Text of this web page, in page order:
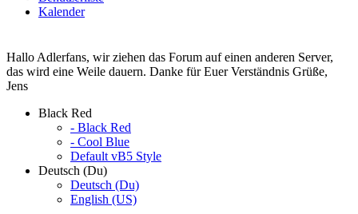
Kalender
Hallo Adlerfans, wir ziehen das Forum auf einen anderen Server,
das wird eine Weile dauern. Danke für Euer Verständnis Grüße,
Jens
Black Red
- Black Red
- Cool Blue
Default vB5 Style
Deutsch (Du)
Deutsch (Du)
English (US)